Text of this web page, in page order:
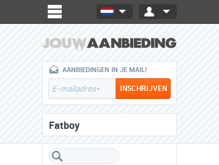
AANBIEDINGEN IN JE MAIL!
Fatboy